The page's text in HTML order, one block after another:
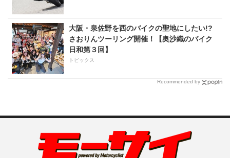
大阪・泉佐野を西のバイクの聖地にしたい!?
さおりんツーリング開催！【奥沙織のバイク
日和第３回】
トピックス
Recommended by